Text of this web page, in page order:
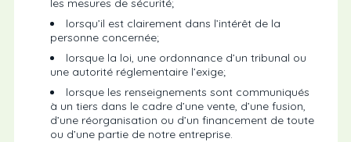
lorsqu’il est clairement dans l’intérêt de la
personne concernée;
lorsque la loi, une ordonnance d’un tribunal ou
une autorité réglementaire l’exige;
lorsque les renseignements sont communiqués
à un tiers dans le cadre d’une vente, d’une fusion,
d’une réorganisation ou d’un financement de toute
ou d’une partie de notre entreprise.